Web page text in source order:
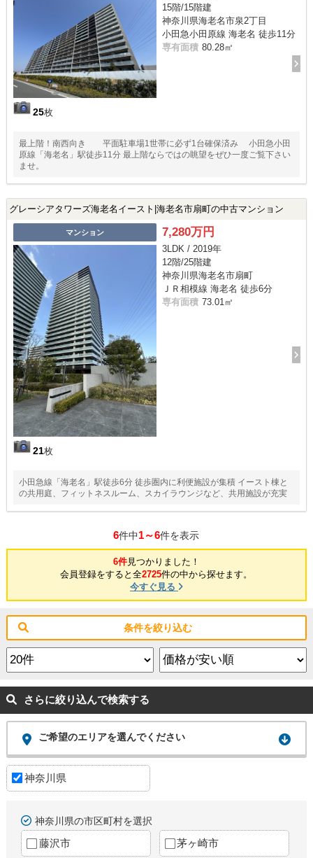
25枚
15階/15階建
神奈川県海老名市泉2丁目
小田急小田原線 海老名 徒歩11分
専有面積 80.28㎡
最上階！南西向き 平面駐車場1世帯に必ず1台確保済み 小田急小田
原線「海老名」駅徒歩11分 最上階ならではの眺望をぜひ一度ご覧下さい
ませ。
グレーシアタワーズ海老名イースト|海老名市扇町の中古マンション
マンション
21枚
7,280万円
3LDK / 2019年
12階/25階建
神奈川県海老名市扇町
ＪＲ相模線 海老名 徒歩6分
専有面積 73.01㎡
小田急線「海老名」駅徒歩6分 徒歩圏内に利便施設が集積 イースト棟と
の共用庭、フィットネスルーム、スカイラウンジなど、共用施設が充実
6件中1～6件を表示
6件見つかりました！
会員登録をすると全2725件の中から探せます。
今すぐ見る
条件を絞り込む
さらに絞り込んで検索する
ご希望のエリアを選んでください
神奈川県
神奈川県の市区町村を選択
藤沢市 茅ヶ崎市